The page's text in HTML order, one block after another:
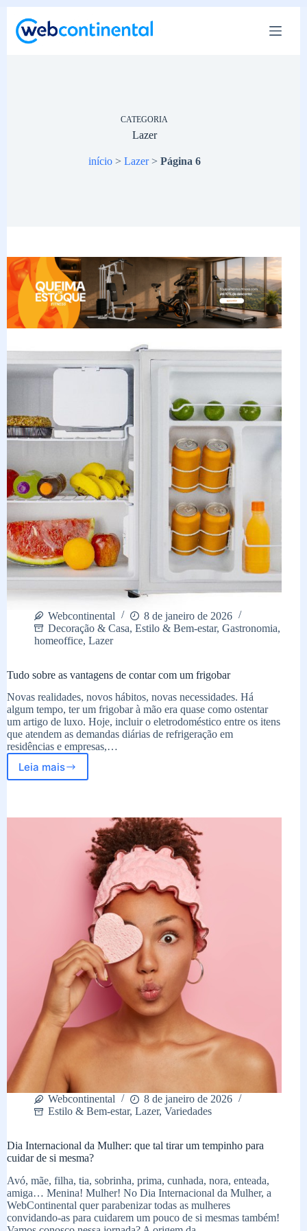
para
CATEGORIA
Lazer
início> Lazer> Página 6
Webcontinental
8 de janeiro de 2026
Decoração & Casa, Estilo & Bem-estar, Gastronomia,
homeoffice, Lazer
Tudo sobre as vantagens de contar com um frigobar
Novas realidades, novos hábitos, novas necessidades. Há
algum tempo, ter um frigobar à mão era quase como ostentar
um artigo de luxo. Hoje, incluir o eletrodoméstico entre os itens
que atendem as demandas diárias de refrigeração em
residências e empresas,…
Leia mais
Tudo
Webcontinental
8 de janeiro de 2026
Estilo & Bem-estar, Lazer, Variedades
Dia Internacional da Mulher: que tal tirar um tempinho para
cuidar de si mesma?
Avó, mãe, filha, tia, sobrinha, prima, cunhada, nora, enteada,
amiga… Menina! Mulher! No Dia Internacional da Mulher, a
WebContinental quer parabenizar todas as mulheres
convidando-as para cuidarem um pouco de si mesmas também!